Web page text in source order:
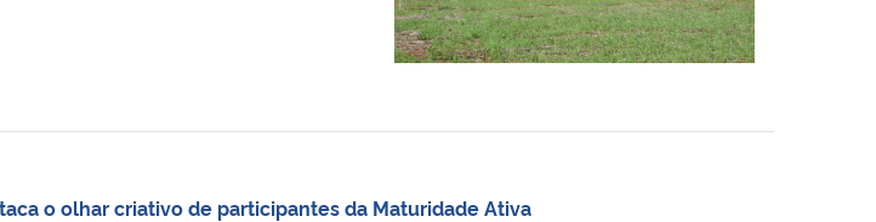
o olhar criativo de participantes da Maturidade Ativa